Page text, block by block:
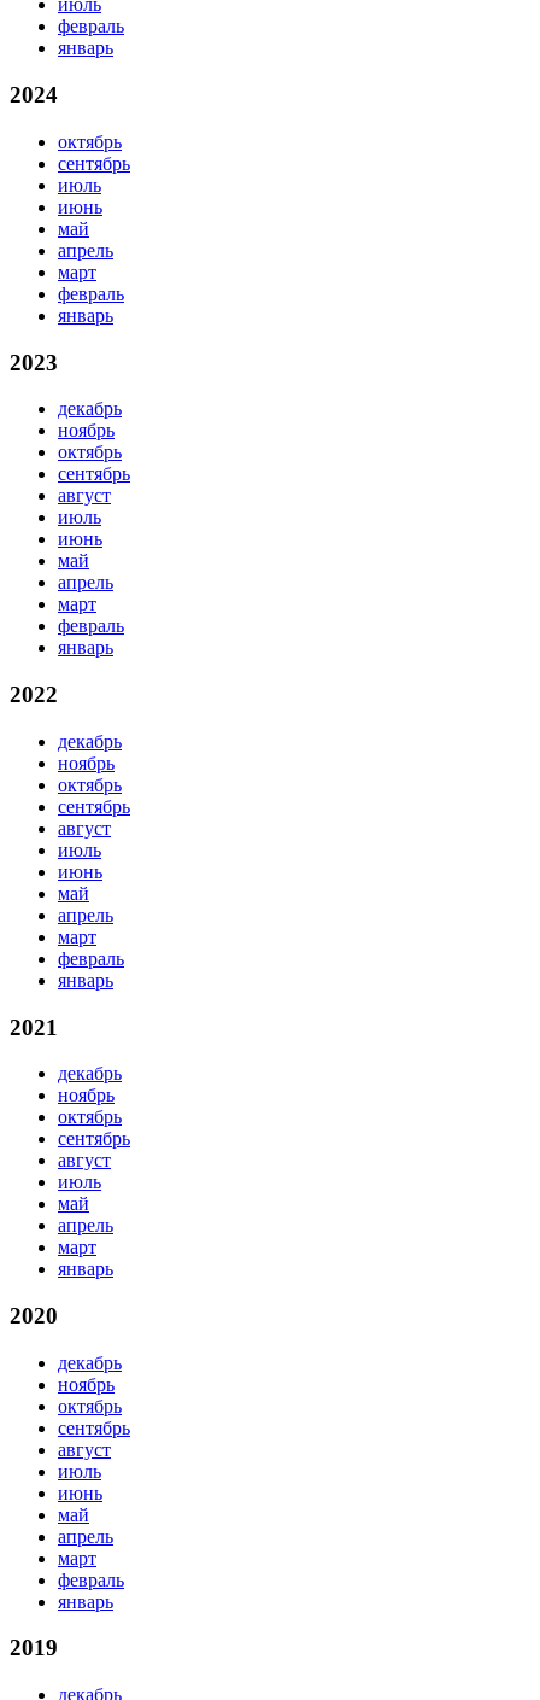
июль
февраль
январь
2024
октябрь
сентябрь
июль
июнь
май
апрель
март
февраль
январь
2023
декабрь
ноябрь
октябрь
сентябрь
август
июль
июнь
май
апрель
март
февраль
январь
2022
декабрь
ноябрь
октябрь
сентябрь
август
июль
июнь
май
апрель
март
февраль
январь
2021
декабрь
ноябрь
октябрь
сентябрь
август
июль
май
апрель
март
январь
2020
декабрь
ноябрь
октябрь
сентябрь
август
июль
июнь
май
апрель
март
февраль
январь
2019
декабрь